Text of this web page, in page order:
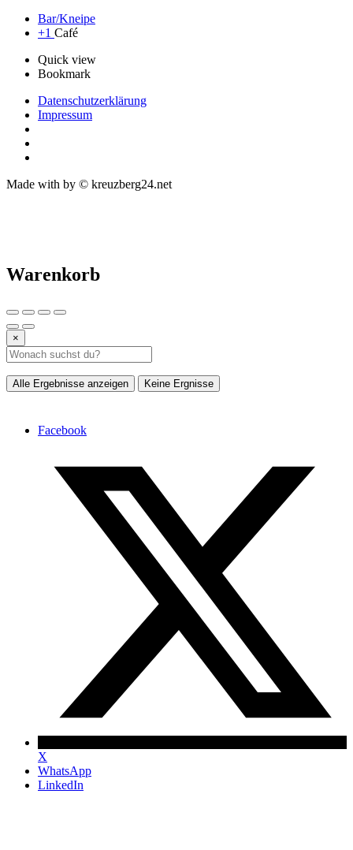
Bar/Kneipe
+1 Café
Quick view
Bookmark
Datenschutzerklärung
Impressum
Made with by © kreuzberg24.net
Warenkorb
×
Alle Ergebnisse anzeigen Keine Ergnisse
Facebook
X
WhatsApp
LinkedIn